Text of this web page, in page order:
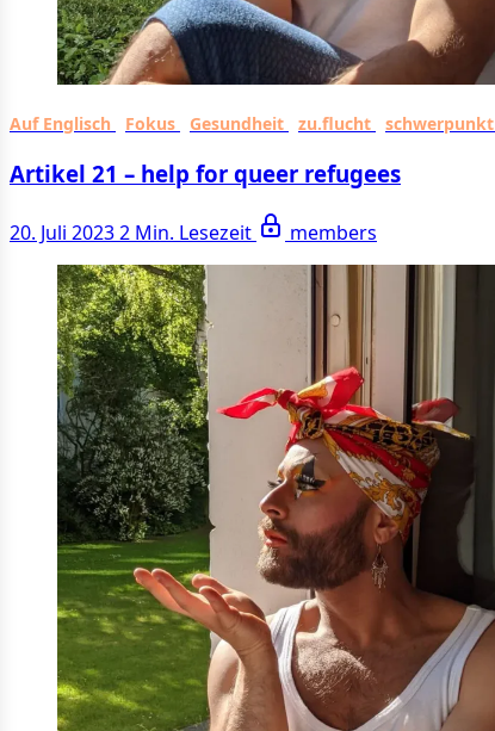
Auf Englisch Fokus Gesundheit zu.flucht schwerpunkt
Artikel 21 – help for queer refugees
20. Juli 20232 Min. Lesezeit members